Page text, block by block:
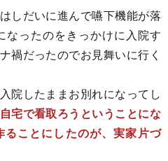
しだいに進んで嚥下機能が落
なったのをきっかけに入院す
禍だったのでお見舞いに行く
院したままお別れになってし
宅で看取ろうということにな
ることにしたのが、実家片づ